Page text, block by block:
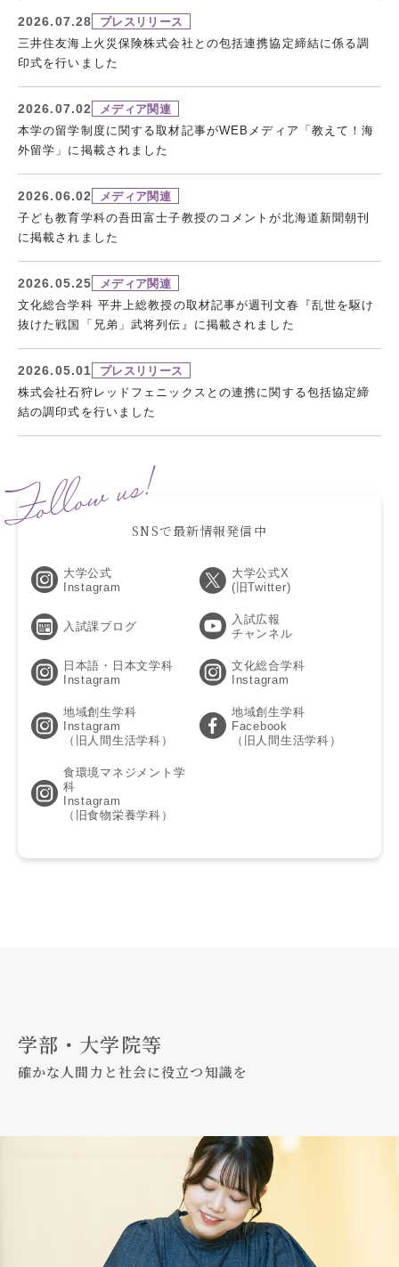
2026.07.28
プレスリリース
三井住友海上火災保険株式会社との包括連携協定締結に係る調
印式を行いました
2026.07.02
メディア関連
本学の留学制度に関する取材記事がWEBメディア「教えて！海
外留学」に掲載されました
2026.06.02
メディア関連
子ども教育学科の吾田富士子教授のコメントが北海道新聞朝刊
に掲載されました
2026.05.25
メディア関連
文化総合学科 平井上総教授の取材記事が週刊文春『乱世を駆け
抜けた戦国「兄弟」武将列伝』に掲載されました
2026.05.01
プレスリリース
株式会社石狩レッドフェニックスとの連携に関する包括協定締
結の調印式を行いました
SNSで最新情報発信中
大学公式
Instagram
大学公式X
(旧Twitter)
入試課ブログ
入試広報
チャンネル
日本語・日本文学科
Instagram
文化総合学科
Instagram
地域創生学科
Instagram
（旧人間生活学科）
地域創生学科
Facebook
（旧人間生活学科）
食環境マネジメント学
科
Instagram
（旧食物栄養学科）
学部・大学院等
確かな人間力と社会に役立つ知識を